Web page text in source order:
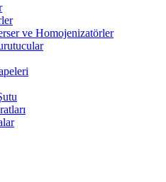
ve Homojenizatörler